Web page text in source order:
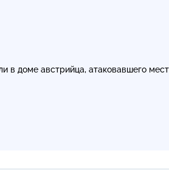
в доме австрийца, атаковавшего